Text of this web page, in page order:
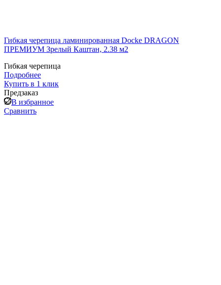
Гибкая черепица ламинированная Docke DRAGON
ПРЕМИУМ Зрелый Каштан, 2.38 м2
Гибкая черепица
Подробнее
Купить в 1 клик
Предзаказ
В избранное
Сравнить